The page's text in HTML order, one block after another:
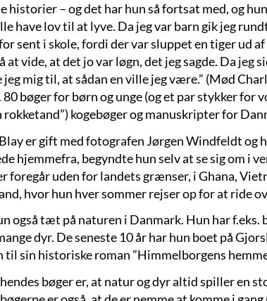
historier – og det har hun så fortsat med, og
have lov til at lyve. Da jeg var barn gik jeg
sent i skole, fordi der var sluppet en tiger ud
at vide, at det jo var løgn, det jeg sagde. Da
mig til, at sådan en ville jeg være.” (Mød
80 bøger for børn og unge (og et par stykker for
rokketand”) kogebøger og manuskripter for
er gift med fotografen Jørgen Windfeldt og
hjemmefra, begyndte hun selv at se sig om i
foregår uden for landets grænser, i Ghana,
hvor hun hver sommer rejser op for at ride
også tæt på naturen i Danmark. Hun har
dyr. De seneste 10 år har hun boet på
sin historiske roman ”Himmelborgens
bøger er, at natur og dyr altid spiller en